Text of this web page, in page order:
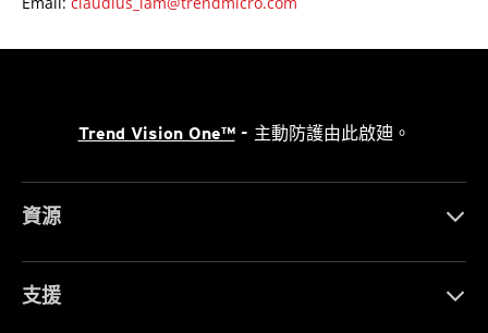
Trend Vision One™- 主動防護由此啟廸。
資源
支援